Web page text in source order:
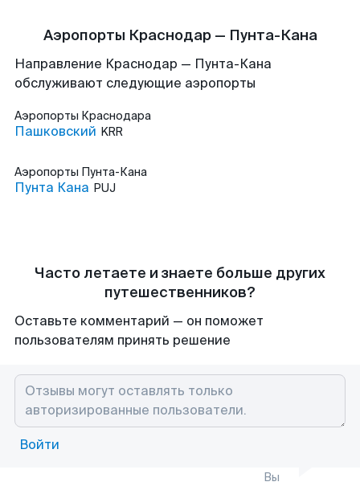
Аэропорты Краснодар — Пунта-Кана
Направление Краснодар — Пунта-Кана
обслуживают следующие аэропорты
Аэропорты Краснодара
Пашковский KRR
Аэропорты Пунта-Кана
Пунта Кана PUJ
Часто летаете и знаете больше других
путешественников?
Оставьте комментарий — он поможет
пользователям принять решение
Войти
Вы